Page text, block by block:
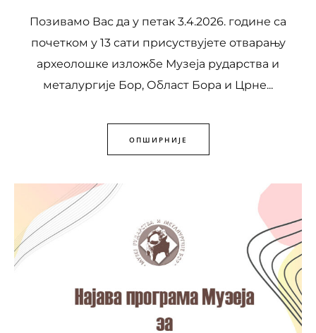
Позивамо Вас да у петак 3.4.2026. године са
почетком у 13 сати присуствујете отварању
археолошке изложбе Музеја рударства и
металургије Бор, Област Бора и Црне...
ОПШИРНИЈЕ